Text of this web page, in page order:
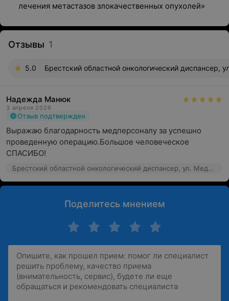
лечения метастазов злокачественных опухолей»
Отзывы 1
5.0 Брестский областной онкологический диспансер,
Надежда Манюк
3 апреля 2026
Отзыв подтвержден
Выражаю благодарность медперсоналу за успешно
проведенную операцию.Большое человеческое
СПАСИБО!
Брестский областной онкологический диспансер, ул. Медицинская, 6
Поделитесь мнением